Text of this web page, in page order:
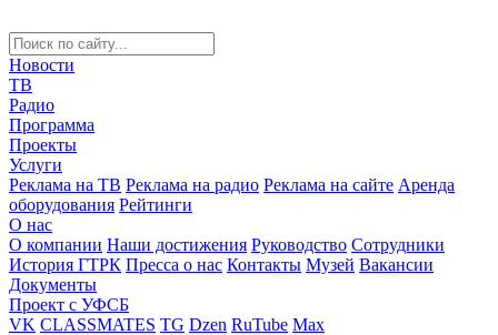
Новости
ТВ
Радио
Программа
Проекты
Услуги
Реклама на ТВ Реклама на радио Реклама на сайте Аренда
оборудования Рейтинги
О нас
О компании Наши достижения Руководство Сотрудники
История ГТРК Пресса о нас Контакты Музей Вакансии
Документы
Проект с УФСБ
VK CLASSMATES TG Dzen RuTube Max